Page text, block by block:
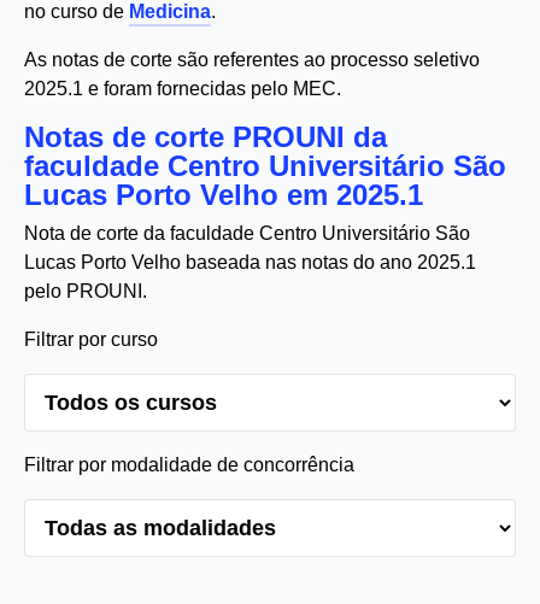
no curso de Medicina.
As notas de corte são referentes ao processo seletivo
2025.1 e foram fornecidas pelo MEC.
Notas de corte PROUNI da
faculdade Centro Universitário São
Lucas Porto Velho em 2025.1
Nota de corte da faculdade Centro Universitário São
Lucas Porto Velho baseada nas notas do ano 2025.1
pelo PROUNI.
Filtrar por curso
Filtrar por modalidade de concorrência